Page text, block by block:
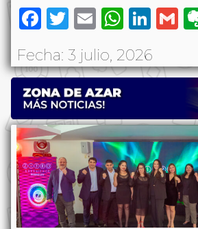
Facebook
Twitter
Email
Fecha: 3 julio, 2026